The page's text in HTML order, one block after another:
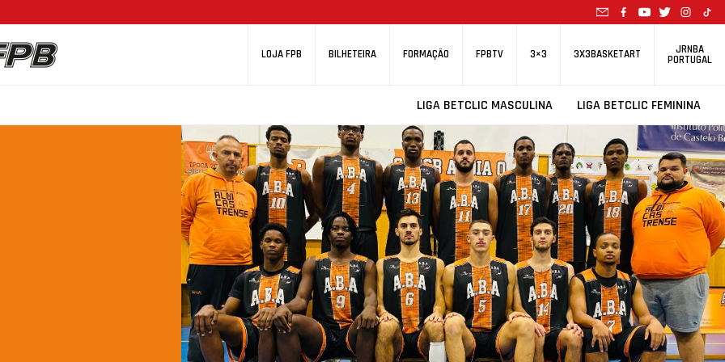
LOJA FPB BILHETEIRA FORMAÇÃO FPBTV 3×3 3X3BASKETART JRNBA
PORTUGAL
LIGA BETCLIC MASCULINA LIGA BETCLIC FEMININA